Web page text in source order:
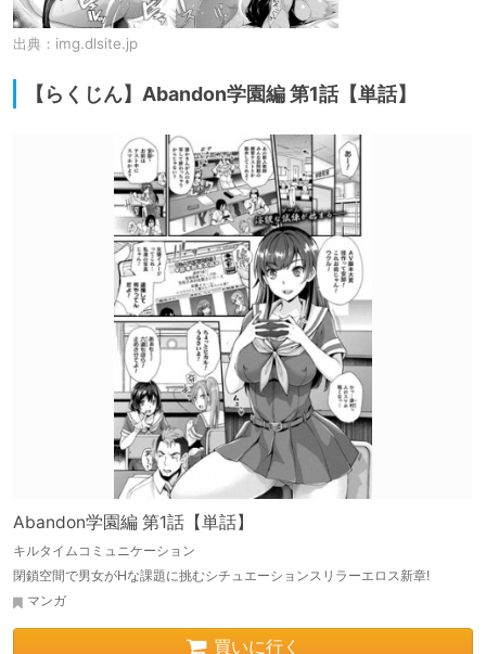
出典： img.dlsite.jp
【らくじん】Abandon学園編 第1話【単話】
Abandon学園編 第1話【単話】
キルタイムコミュニケーション
閉鎖空間で男女がHな課題に挑むシチュエーションスリラーエロス新章!
マンガ
買いに行く